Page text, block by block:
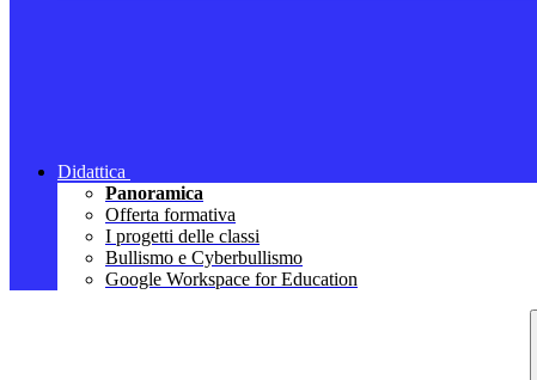
Didattica
Panoramica
Offerta formativa
I progetti delle classi
Bullismo e Cyberbullismo
Google Workspace for Education